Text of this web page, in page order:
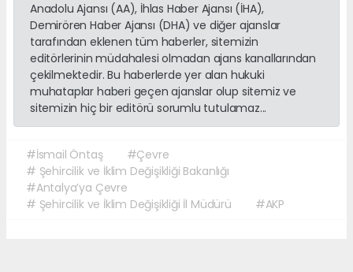
Anadolu Ajansı (AA), İhlas Haber Ajansı (İHA),
Demirören Haber Ajansı (DHA) ve diğer ajanslar
tarafından eklenen tüm haberler, sitemizin
editörlerinin müdahalesi olmadan ajans kanallarından
çekilmektedir. Bu haberlerde yer alan hukuki
muhataplar haberi geçen ajanslar olup sitemiz ve
sitemizin hiç bir editörü sorumlu tutulamaz...
#İsmail Öntaş
#Çevre
# Şehircilik ve İklim Değişikliği Bakanlığı
#Antalya’ya Çevre
# Şehircilik ve İklim Değişikliği İl Müdürü
#AKP